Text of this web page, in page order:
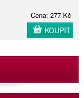
Cena: 277 Kč
KOUPIT